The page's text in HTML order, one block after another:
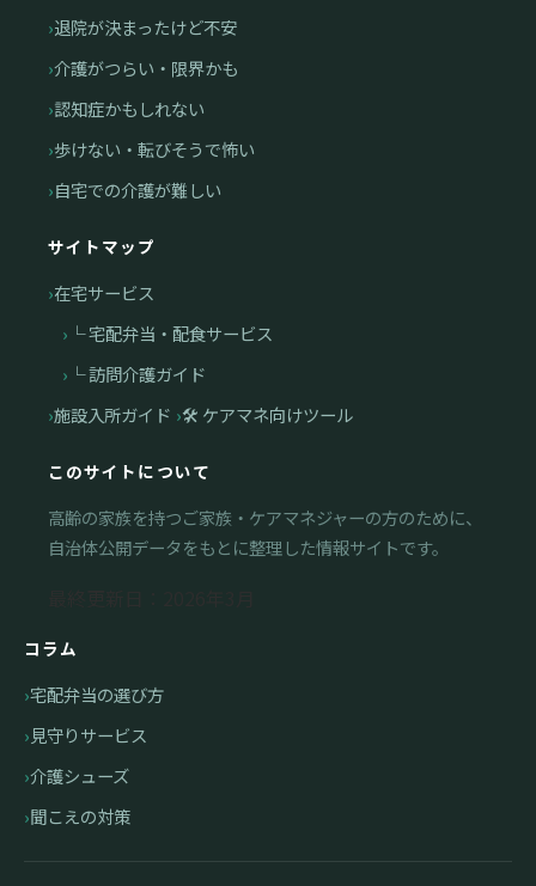
退院が決まったけど不安
介護がつらい・限界かも
認知症かもしれない
歩けない・転びそうで怖い
自宅での介護が難しい
サイトマップ
在宅サービス
└ 宅配弁当・配食サービス
└ 訪問介護ガイド
施設入所ガイド 🛠 ケアマネ向けツール
このサイトについて
高齢の家族を持つご家族・ケアマネジャーの方のために、
自治体公開データをもとに整理した情報サイトです。
コラム
宅配弁当の選び方
見守りサービス
介護シューズ
聞こえの対策